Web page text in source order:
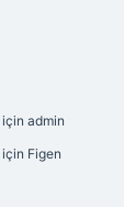
için admin
için Figen